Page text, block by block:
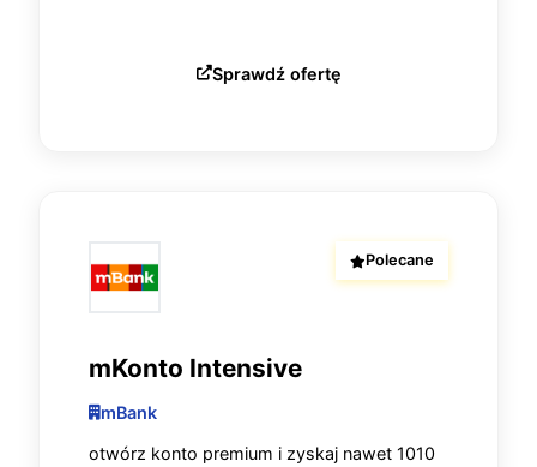
Sprawdź ofertę
Polecane
mKonto Intensive
mBank
otwórz konto premium i zyskaj nawet 1010